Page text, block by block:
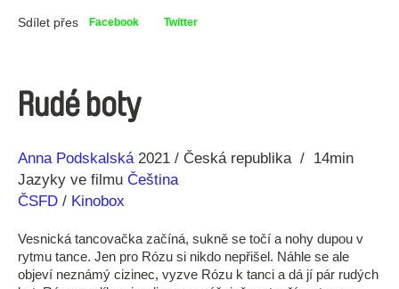
Sdílet přes Facebook Twitter
Rudé boty
Režie
Anna Podskalská
Rok 2021 Česká republika
14min
Jazyky ve filmu Čeština
ČSFD / Kinobox
Vesnická tancovačka začíná, sukně se točí a nohy dupou v
rytmu tance. Jen pro Rózu si nikdo nepřišel. Náhle se ale
objeví neznámý cizinec, vyzve Rózu k tanci a dá jí pár rudých